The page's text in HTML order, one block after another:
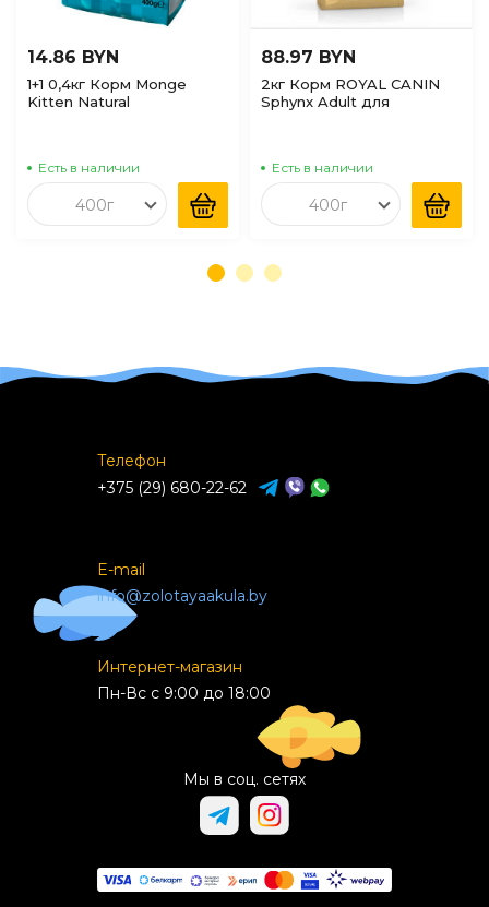
14.86 BYN
1+1 0,4кг Корм Monge
Kitten Natural
Есть в наличии
400г
88.97 BYN
2кг Корм ROYAL CANIN
Sphynx Adult для
Есть в наличии
400г
Телефон
+375 (29) 680-22-62
E-mail
info@zolotayaakula.by
Интернет-магазин
Пн-Вс с 9:00 до 18:00
Мы в соц. сетях